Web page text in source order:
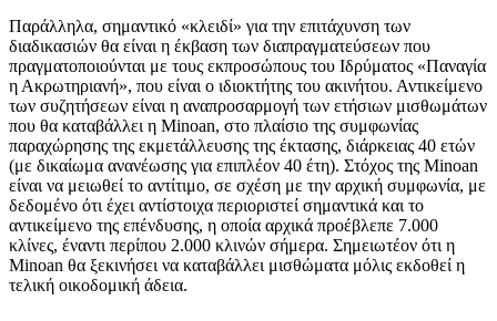
Παράλληλα, σημαντικό «κλειδί» για την επιτάχυνση των
διαδικασιών θα είναι η έκβαση των διαπραγματεύσεων που
πραγματοποιούνται με τους εκπροσώπους του Ιδρύματος «Παναγία
η Ακρωτηριανή», που είναι ο ιδιοκτήτης του ακινήτου. Αντικείμενο
των συζητήσεων είναι η αναπροσαρμογή των ετήσιων μισθωμάτων
που θα καταβάλλει η Minoan, στο πλαίσιο της συμφωνίας
παραχώρησης της εκμετάλλευσης της έκτασης, διάρκειας 40 ετών
(με δικαίωμα ανανέωσης για επιπλέον 40 έτη). Στόχος της Minoan
είναι να μειωθεί το αντίτιμο, σε σχέση με την αρχική συμφωνία, με
δεδομένο ότι έχει αντίστοιχα περιοριστεί σημαντικά και το
αντικείμενο της επένδυσης, η οποία αρχικά προέβλεπε 7.000
κλίνες, έναντι περίπου 2.000 κλινών σήμερα. Σημειωτέον ότι η
Minoan θα ξεκινήσει να καταβάλλει μισθώματα μόλις εκδοθεί η
τελική οικοδομική άδεια.